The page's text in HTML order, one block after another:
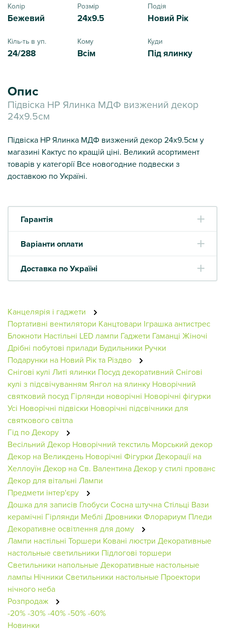
Колір
Бежевий
Розмір
24x9.5
Подія
Новий Рік
Кіль-ть в уп.
24/288
Кому
Всім
Куди
Під ялинку
Опис
Підвіска НР Ялинка МДФ визжений декор
24х9.5см
Підвіска НР Ялинка МДФ визжений декор 24х9.5см у
магазині Кактус по кращій ціні. Великий асортимент
товарів у категорії Все новогодние подвески з
доставкою по Україні.
Гарантія
Варіанти оплати
Доставка по Україні
Канцелярія і гаджети
Портативні вентилятори Канцтовари Іграшка антистрес
Блокноти Настільні LED лампи Гаджети Гаманці Жіночі
Дрібні побутові прилади Будильники Ручки
Подарунки на Новий Рік та Різдво
Снігові кулі Литі ялинки Посуд декоративний Снігові
кулі з підсвічуванням Янгол на ялинку Новорічний
святковий посуд Гірлянди новорічні Новорічні фігурки
Усі Новорічні підвіски Новорічні підсвічники для
святкового світла
Гід по Декору
Весільний Декор Новорічний текстиль Морський декор
Декор на Великдень Новорічні Фігурки Декорації на
Хеллоуїн Декор на Св. ВалентинаДекор у стилі прованс
Декор для вітальні Лампи
Предмети інтер'єру
Дошка для записів Глобуси Сосна штучнаСтільці Вази
керамічні Гірлянди Меблі Дровники Флорариум Пледи
Декоративне освітлення для дому
Лампи настільні Торшери Ковані люстри Декоративные
настольные светильники Підлогові торшери
Светильники напольныеДекоративные настольные
лампы Нічники Светильники настольные Проектори
нічного неба
Розпродаж
-20%-30%-40%-50%-60%
Новинки